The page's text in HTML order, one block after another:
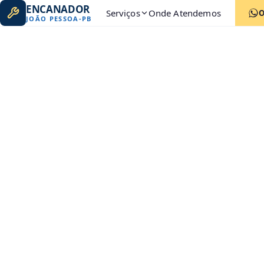
ENCANADOR
JOÃO PESSOA-PB Serviços Onde Atendemos